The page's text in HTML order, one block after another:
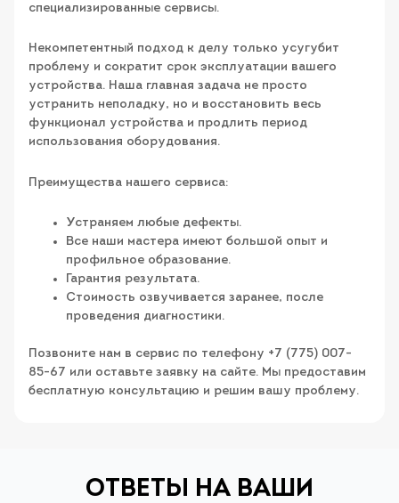
специализированные сервисы.
Некомпетентный подход к делу только усугубит
проблему и сократит срок эксплуатации вашего
устройства. Наша главная задача не просто
устранить неполадку, но и восстановить весь
функционал устройства и продлить период
использования оборудования.
Преимущества нашего сервиса:
Устраняем любые дефекты.
Все наши мастера имеют большой опыт и
профильное образование.
Гарантия результата.
Стоимость озвучивается заранее, после
проведения диагностики.
Позвоните нам в сервис по телефону +7 (775) 007-
85-67 или оставьте заявку на сайте. Мы предоставим
бесплатную консультацию и решим вашу проблему.
ОТВЕТЫ НА ВАШИ